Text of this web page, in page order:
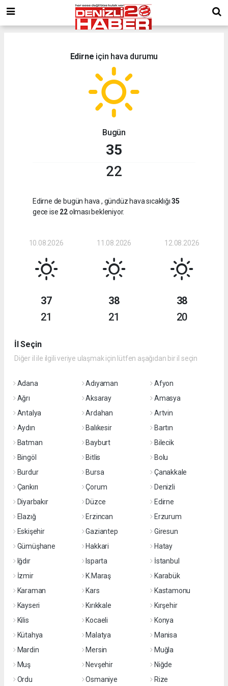
Edirne için hava durumu
Bugün
35
22
Edirne de bugün hava , gündüz hava sıcaklığı35
gece ise 22olması bekleniyor.
10.08.2026
37
21
11.08.2026
38
21
12.08.2026
38
20
İl Seçin
Diğer il ile ilgili veriye ulaşmak için lütfen aşağıdan bir il seçin
Adana Adıyaman
Afyon
Ağrı
Aksaray
Amasya
Antalya
Ardahan
Artvin
Aydın
Balıkesir
Bartın
Batman
Bayburt
Bilecik
Bingöl
Bitlis
Bolu
Burdur
Bursa
Çanakkale
Çankırı
Çorum
Denizli
Diyarbakır
Düzce
Edirne
Elazığ
Erzincan
Erzurum
Eskişehir
Gaziantep
Giresun
Gümüşhane
Hakkari
Hatay
Iğdır
Isparta
İstanbul
İzmir
K.Maraş
Karabük
Karaman
Kars
Kastamonu
Kayseri
Kırıkkale
Kırşehir
Kilis
Kocaeli
Konya
Kütahya
Malatya
Manisa
Mardin
Mersin
Muğla
Muş
Nevşehir
Niğde
Ordu
Osmaniye Rize